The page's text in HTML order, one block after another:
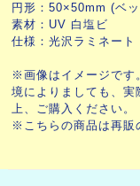
円形：50×50mm (ベ
素材：UV 白塩ビ
仕様：光沢ラミネート
※画像はイメージです
境によりましても、
上、ご購入ください。
※こちらの商品は再販